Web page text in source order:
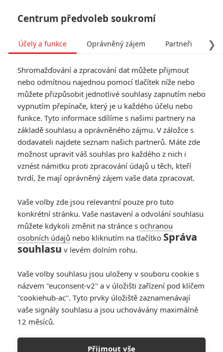
Animal Rescue: Tom Hardy,
Noomi Rapace, pes a vražda
KOMENTÁŘE 0
PŘIDAT NOVÝ KOMENTÁŘ
Pro psaní komentářů, se přihlašte.
Centrum předvoleb soukromí
❯
Účely a funkce Oprávněný zájem Partneři
Shromažďování a zpracování dat můžete přijmout
nebo odmítnou najednou pomocí tlačítek níže nebo
můžete přizpůsobit jednotlivé souhlasy zapnutím nebo
vypnutím přepínače, který je u každého účelu nebo
funkce. Tyto informace sdílíme s našimi partnery na
základě souhlasu a oprávněného zájmu. V záložce s
dodavateli najdete seznam našich partnerů. Máte zde
možnost upravit váš souhlas pro každého z nich i
vznést námitku proti zpracování údajů u těch, kteří
tvrdí, že mají oprávněný zájem vaše data zpracovat.
Vaše volby zde jsou relevantní pouze pro tuto
konkrétní stránku. Vaše nastavení a odvolání souhlasu
můžete kdykoli změnit na stránce s ochranou
osobních údajů nebo kliknutím na tlačítko Správa
souhlasu v levém dolním rohu.
Vaše volby souhlasu jsou uloženy v souboru cookie s
názvem "euconsent-v2" a v úložišti zařízení pod klíčem
"cookiehub-ac". Tyto prvky úložiště zaznamenávají
vaše signály souhlasu a jsou uchovávány maximálně
12 měsíců.
Přijmout vše